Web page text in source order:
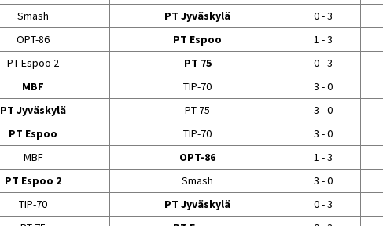
Smash PT Jyväskylä 0 - 3
OPT-86 PT Espoo 1 - 3
PT Espoo 2 PT 75 0 - 3
MBF TIP-70 3 - 0
PT Jyväskylä PT 75 3 - 0
PT Espoo TIP-70 3 - 0
MBF OPT-86 1 - 3
PT Espoo 2 Smash 3 - 0
TIP-70 PT Jyväskylä 0 - 3